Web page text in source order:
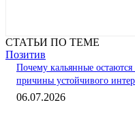
СТАТЬИ ПО ТЕМЕ
Позитив
Почему кальянные
причины устойчивого
06.07.2026